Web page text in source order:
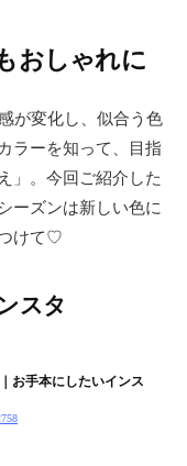
おしゃれに
が変化し、似合う色
ラーを知って、目指
」。今回ご紹介した
ーズンは新しい色に
けて♡
スタ
お手本にしたいインス